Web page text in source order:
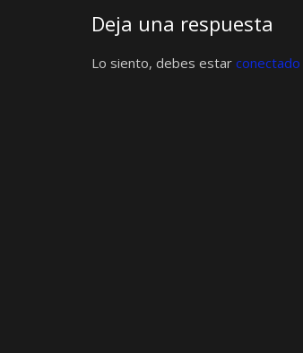
Deja una respuesta
Lo siento, debes estar conectado